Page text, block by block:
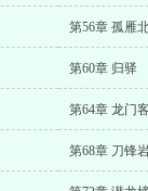
第56章 孤雁
第60章 归驿
第64章 龙门
第68章 刀锋